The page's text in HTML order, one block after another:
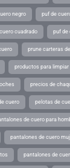
negro puf de
cuadrado puf de
prune carteras
productos para
precios de
cuero pelotas de
de cuero para
pantalones de cuero
pantalones de